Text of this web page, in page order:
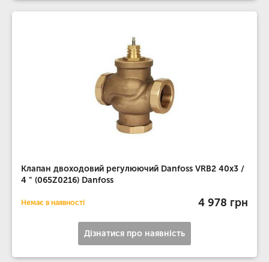
Клапан двоходовий регулюючий Danfoss VRB2 40х3 /
4 " (065Z0216) Danfoss
Немає в наявності 4 978 грн
Дізнатися про наявність